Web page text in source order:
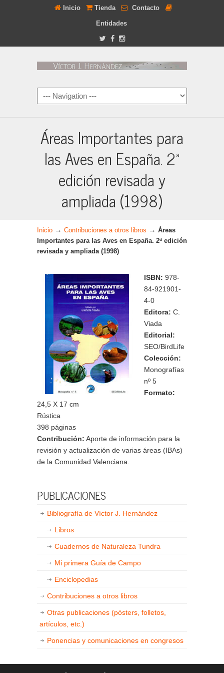
Inicio Tienda Contacto
Entidades
Áreas Importantes para
las Aves en España. 2ª
edición revisada y
ampliada (1998)
Inicio → Contribuciones a otros libros → Áreas
Importantes para las Aves en España. 2ª edición
revisada y ampliada (1998)
ISBN: 978-
84-921901-
4-0
Editora: C.
Viada
Editorial:
SEO/BirdLife
Colección:
Monografías
nº 5
Formato:
24,5 X 17 cm
Rústica
398 páginas
Contribución: Aporte de información para la
revisión y actualización de varias áreas (IBAs)
de la Comunidad Valenciana.
PUBLICACIONES
Bibliografía de Víctor J. Hernández
Libros
Cuadernos de Naturaleza Tundra
Mi primera Guía de Campo
Enciclopedias
Contribuciones a otros libros
Otras publicaciones (pósters, folletos,
artículos, etc.)
Ponencias y comunicaciones en congresos